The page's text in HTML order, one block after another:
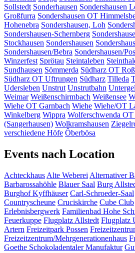
Sollstedt Sonderhausen Sondershausen
Großfurra Sondershausen OT
Hohenebra Sondershausen, Loh
Sondershausen-Schernberg
Stockhausen Sondershausen
Sondershausen/Bebra Sondershausen/
Winzerfest Sprötau Steintaleben
Sundhausen Sömmerda Südharz OT
Südharz OT Uftrungen Südharz Tilleda
Udersleben Unstrut Unstrutbahn
Weimar Weißenschirmbach Weißensee
Wiehe OT Garnbach Wiehe Wiehe/OT
Winkelberg Wippra Wolferschwenda OT
(Sangerhausen) Wolkramshausen
verschiedene Höfe Ôberbösa
Events nach Location
Achteckhaus Alte Weberei Alternativer
Barbarossahöhle Blauer Saal Burg
Burghof Kyffhäuser Carl-Schroeder-Saal
Countryscheune Cruciskirche Cube Club
Erlebnisbergwerk Familienbad Hohe
Feuerkuppe Flugplatz Allstedt Flugplatz
Artern Freizeitpark Possen
Freizeitzentrum/Mehrgenerationenhaus
Goethe Schokoladentaler Manufaktur